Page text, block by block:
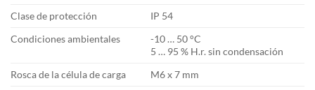
Clase de protección
IP 54
Condiciones ambientales
-10 … 50 °C
5 … 95 % H.r. sin condensación
Rosca de la célula de carga
M6 x 7 mm